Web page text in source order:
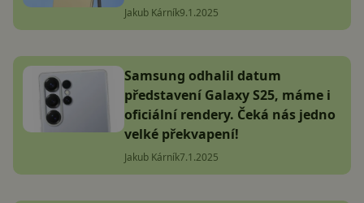
Jakub Kárník9.1.2025
Samsung odhalil datum
představení Galaxy S25, máme i
oficiální rendery. Čeká nás jedno
velké překvapení!
Jakub Kárník7.1.2025